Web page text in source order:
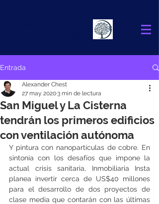
Entrada
San Miguel y La Cisterna
tendrán los primeros edificios
con ventilación autónoma
Alexander Chest
27 may 20203 min de lectura
Y pintura con nanopartículas de cobre. En
sintonía con los desafíos que impone la
actual crisis sanitaria, Inmobiliaria Insta
planea invertir cerca de US$40 millones
para el desarrollo de dos proyectos de
clase media que contarán con las últimas